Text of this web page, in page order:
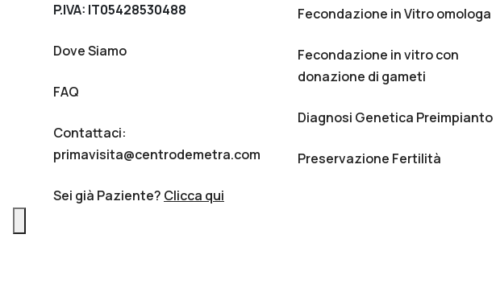
P.IVA: IT05428530488
Dove Siamo
FAQ
Contattaci:
primavisita@centrodemetra.com
Sei già Paziente? Clicca qui
Fecondazione in Vitro omologa
Fecondazione in vitro con
donazione di gameti
Diagnosi Genetica Preimpianto
Preservazione Fertilità